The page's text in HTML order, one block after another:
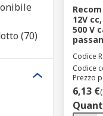
(70)
12V
500 V
Codice
Codice
Prezzo
6,13 €